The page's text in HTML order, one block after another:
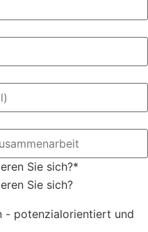
Sie sich?*
Sie sich?
- potenzialorientiert und